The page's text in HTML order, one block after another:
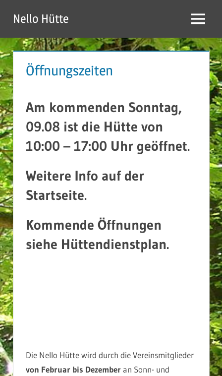
Inhalt
springen
Nello Hütte Menü
Öffnungszeiten
Am kommenden Sonntag,
09.08 ist die Hütte von
10:00 – 17:00 Uhr geöffnet.
Weitere Info auf der
Startseite.
Kommende Öffnungen
siehe Hüttendienstplan.
Die Nello Hütte wird durch die Vereinsmitglieder
von Februar bis Dezemberan Sonn- und